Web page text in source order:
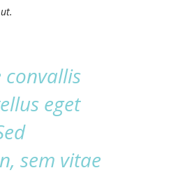
convallis
eget
sem vitae